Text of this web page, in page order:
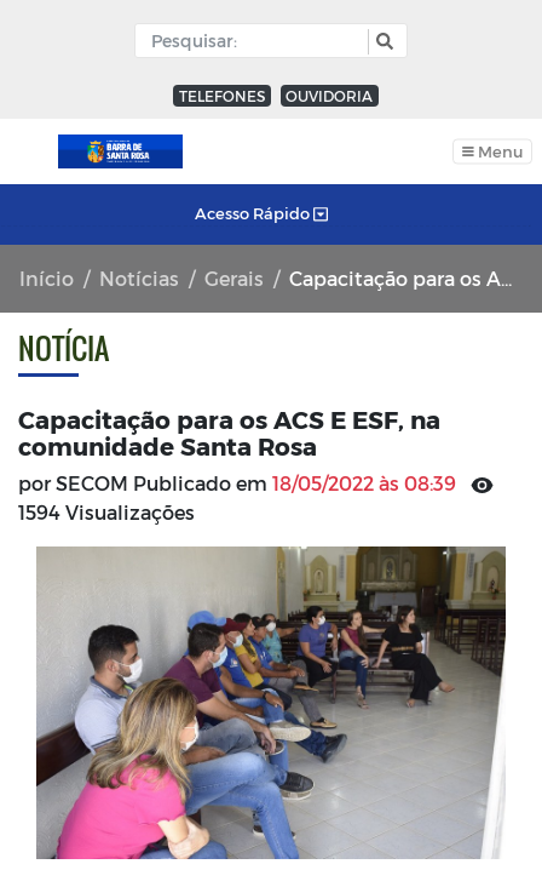
TELEFONES OUVIDORIA
Menu
Acesso Rápido
Início Notícias Gerais Capacitação para os ACS E ESF, na comunidade Santa Rosa
NOTÍCIA
Capacitação para os ACS E ESF, na
comunidade Santa Rosa
por SECOM Publicado em 18/05/2022 às 08:39
1594 Visualizações